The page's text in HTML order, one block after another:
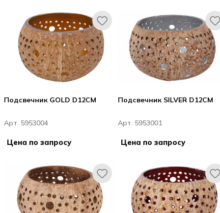
Подсвечник GOLD D12CM
Арт. 5953004
Цена по запросу
Подсвечник SILVER D12CM
Арт. 5953001
Цена по запросу